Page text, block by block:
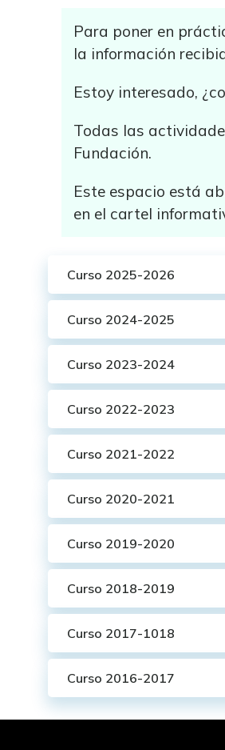
Para poner en
la información
Estoy interesado,
Todas las
Fundación.
Este espacio está
en el cartel
Curso 2025-2026
Curso 2024-2025
Curso 2023-2024
Curso 2022-2023
Curso 2021-2022
Curso 2020-2021
Curso 2019-2020
Curso 2018-2019
Curso 2017-1018
Curso 2016-2017